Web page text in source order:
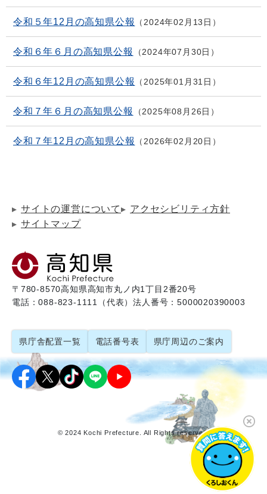
令和５年12月の高知県公報 2024年02月13日
令和６年６月の高知県公報 2024年07月30日
令和６年12月の高知県公報 2025年01月31日
令和７年６月の高知県公報 2025年08月26日
令和７年12月の高知県公報 2026年02月20日
サイトの運営について
アクセシビリティ方針
サイトマップ
〒780-8570高知県高知市丸ノ内1丁目2番20号
電話：088-823-1111（代表）法人番号：5000020390003
県庁舎配置一覧 電話番号表 県庁周辺のご案内
© 2024 Kochi Prefecture. All Rights reserved.